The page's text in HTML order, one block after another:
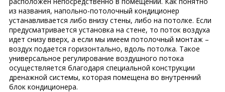
из названия, напольно-потолочный кондиционер
устанавливается либо внизу стены, либо на потолке. Если
предусматривается установка на стене, то поток воздуха
идет снизу вверх, а если мы имеем потолочный монтаж –
воздух подается горизонтально, вдоль потолка. Такое
универсальное регулирование воздушного потока
осуществляется благодаря специальной конструкции
дренажной системы, которая помещена во внутренний
блок кондиционера.